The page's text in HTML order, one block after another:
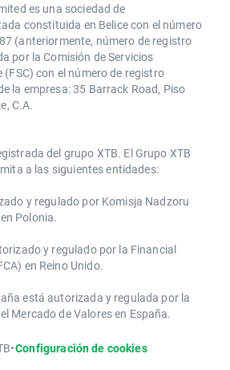
es una sociedad de
constituida en Belice con el número
(anteriormente, número de registro
por la Comisión de Servicios
(FSC) con el número de registro
la empresa: 35 Barrack Road, Piso
C.A.
del grupo XTB. El Grupo XTB
a las siguientes entidades:
y regulado por Komisja Nadzoru
Polonia.
y regulado por la ​Financial
en ​​Reino Unido.
está autorizada y regulada por la
Mercado de Valores en España.
•Configuración de cookies